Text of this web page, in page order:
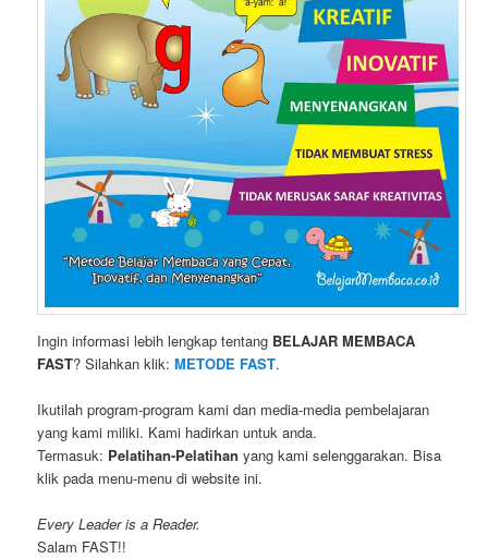
Ingin informasi lebih lengkap tentang BELAJAR MEMBACA
FAST? Silahkan klik:METODE FAST.
Ikutilah program-program kami dan media-media pembelajaran
yang kami miliki. Kami hadirkan untuk anda.
Termasuk: Pelatihan-Pelatihan yang kami selenggarakan. Bisa
klik pada menu-menu di website ini.
Every Leader is a Reader.
Salam FAST!!